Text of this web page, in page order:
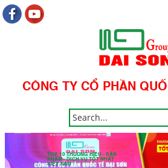
CÔNG TY CỔ PHẦN
TOP 10 THƯƠNG HIỆU - SẢN
PHẨM - DỊCH VỤ TỐT NHẤT
VIỆT NAM